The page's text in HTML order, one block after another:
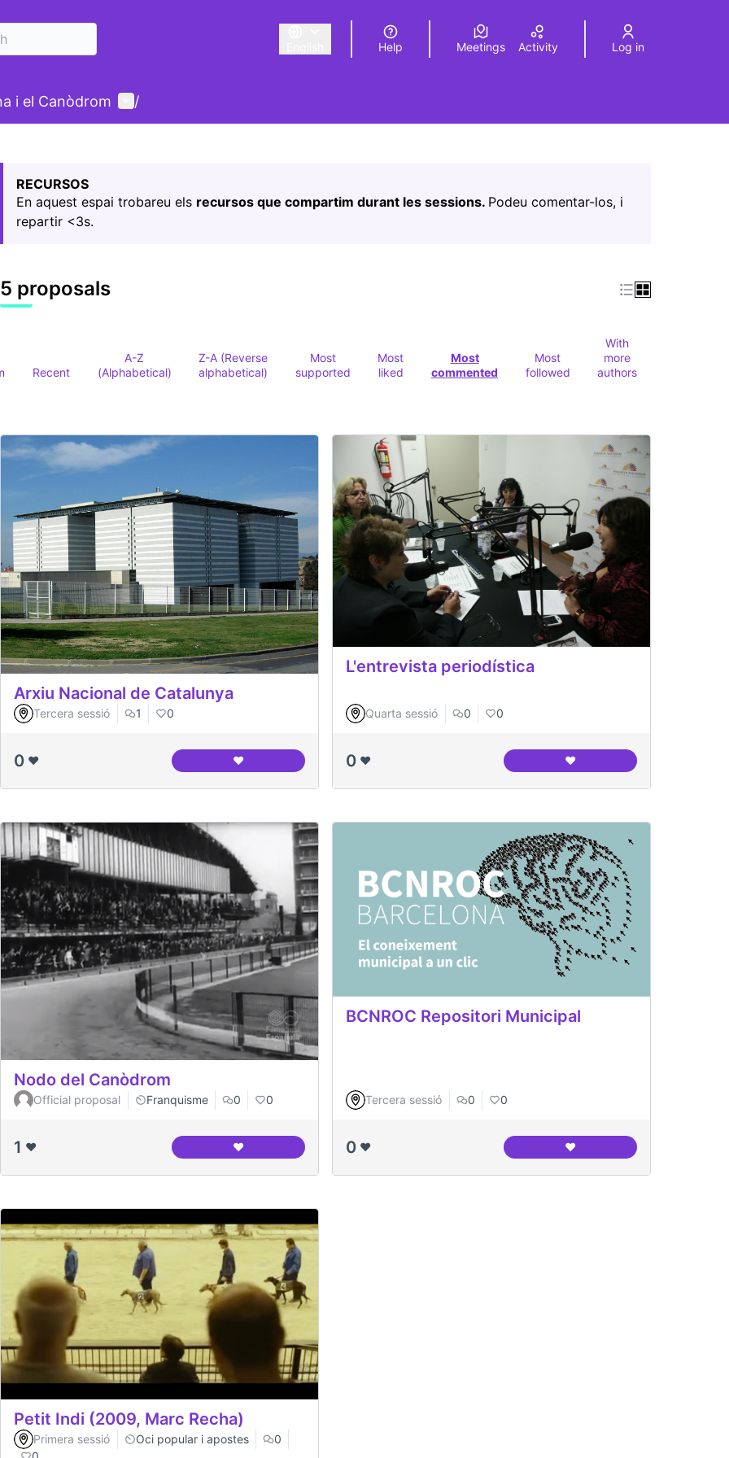
Triar la llengua Elegir el idiomaChoose language
Help Meetings Activity Log in
i el Canòdrom User menu
/
RECURSOS
En aquest espai trobareu els recursos que compartim durant les sessions. Podeu comentar-los, i
repartir <3s.
5 proposals
Recent
A-Z
(Alphabetical)
Z-A (Reverse
alphabetical)
Most
supported
Most
liked
Most
commented
Most
followed
With
more
authors
Arxiu Nacional de Catalunya
Tercera sessió 1 0
0 ❤️ ❤️Arxiu Nacional de Catalunya
L'entrevista periodística
Quarta sessió 0 0
0 ❤️ ❤️L'entrevista periodística
Nodo del Canòdrom
Official proposal Franquisme 0 0
1 ❤️ ❤️Nodo del Canòdrom
BCNROC Repositori Municipal
Tercera sessió 0 0
0 ❤️ ❤️BCNROC Repositori
Petit Indi (2009, Marc Recha)
Primera sessió Oci popular i apostes
0